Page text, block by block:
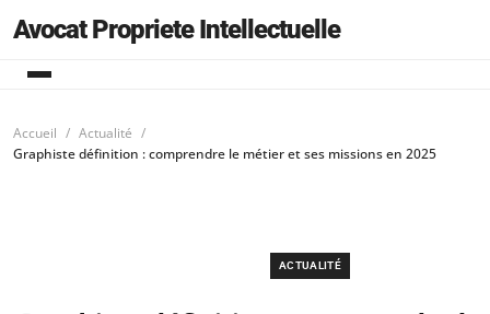
Avocat Propriete Intellectuelle
Accueil
Actualité
Graphiste définition : comprendre le métier et ses missions en 2025
ACTUALITÉ